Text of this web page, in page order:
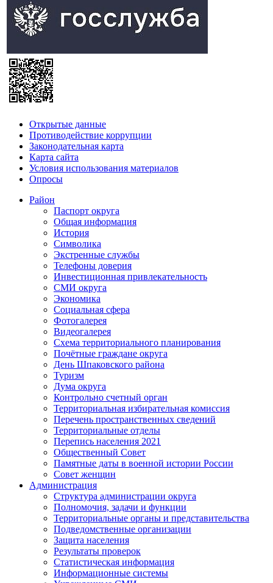
Открытые данные
Противодействие коррупции
Законодательная карта
Карта сайта
Условия использования материалов
Опросы
Район
Паспорт округа
Общая информация
История
Символика
Экстренные службы
Телефоны доверия
Инвестиционная привлекательность
СМИ округа
Экономика
Социальная сфера
Фотогалерея
Видеогалерея
Схема территориального планирования
Почётные граждане округа
День Шпаковского района
Туризм
Дума округа
Контрольно счетный орган
Территориальная избирательная комиссия
Перечень пространственных сведений
Территориальные отделы
Перепись населения 2021
Общественный Совет
Памятные даты в военной истории России
Совет женщин
Администрация
Структура администрации округа
Полномочия, задачи и функции
Территориальные органы и представительства
Подведомственные организации
Защита населения
Результаты проверок
Статистическая информация
Информационные системы